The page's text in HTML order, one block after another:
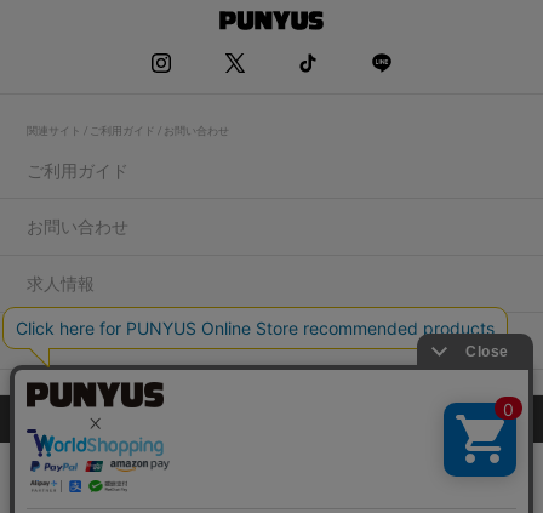
関連サイト / ご利用ガイド / お問い合わせ
ご利用ガイド
お問い合わせ
求人情報
店舗一覧
プライバシーポリシー